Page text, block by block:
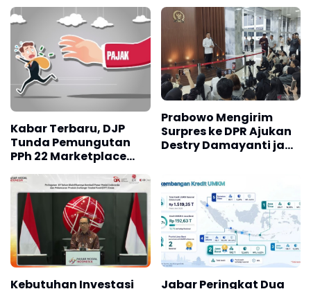
Kabar Terbaru, DJP
Tunda Pemungutan
PPh 22 Marketplace
hingga November 2026
Prabowo Mengirim
Surpres ke DPR Ajukan
Destry Damayanti jadi
Kebutuhan Investasi Jabar Peringkat Dua